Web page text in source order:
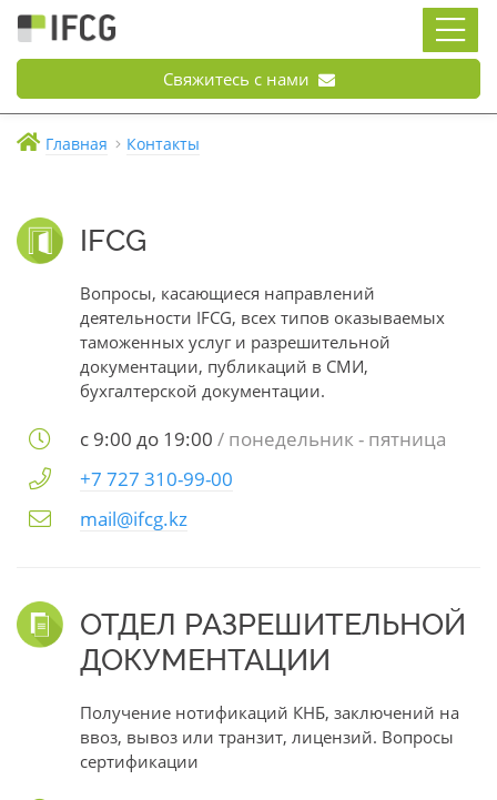
Свяжитесь с нами
Главная Контакты
IFCG
Вопросы, касающиеся направлений
деятельности IFCG, всех типов оказываемых
таможенных услуг и разрешительной
документации, публикаций в СМИ,
бухгалтерской документации.
с 9:00 до 19:00 / понедельник - пятница
+7 727 310-99-00
mail@ifcg.kz
ОТДЕЛ РАЗРЕШИТЕЛЬНОЙ
ДОКУМЕНТАЦИИ
Получение нотификаций КНБ, заключений на
ввоз, вывоз или транзит, лицензий. Вопросы
сертификации